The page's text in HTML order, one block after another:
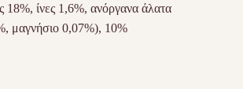
18%, ίνες 1,6%, ανόργανα άλατα
μαγνήσιο 0,07%), 10%